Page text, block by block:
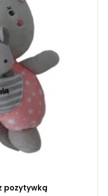
pozytywką